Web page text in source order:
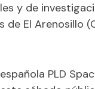
y de
de El Arenosillo
PLD